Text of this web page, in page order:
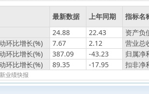
最新数据 上年同期 指标名
24.88 22.43 资产负
环比增长(%) 7.67 2.12 营业总
环比增长(%) 387.09 -43.23 归属净
环比增长(%) 89.35 -17.95 扣非净
业绩快报